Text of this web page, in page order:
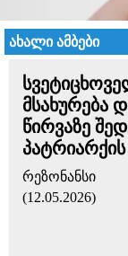
ახალი ამბები
მსახურება
წირვაზე
რეზონანსი
(12.05.2026)